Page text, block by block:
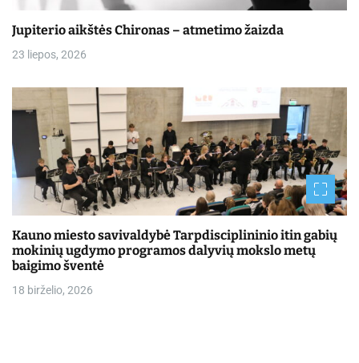
Jupiterio aikštės Chironas – atmetimo žaizda
23 liepos, 2026
Kauno miesto savivaldybė Tarpdisciplininio itin gabių
mokinių ugdymo programos dalyvių mokslo metų
baigimo šventė
18 birželio, 2026